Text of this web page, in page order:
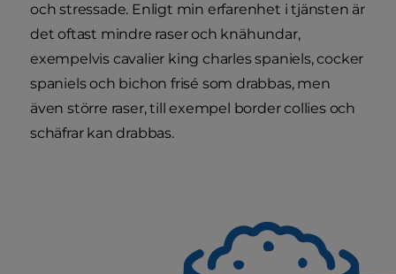
och stressade. Enligt min erfarenhet i tjänsten är
det oftast mindre raser och knähundar,
exempelvis cavalier king charles spaniels, cocker
spaniels och bichon frisé som drabbas, men
även större raser, till exempel border collies och
schäfrar kan drabbas.